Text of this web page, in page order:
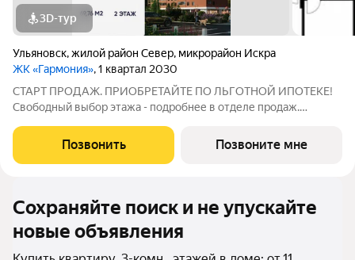
3D-тур
Ульяновск,жилой район Север, микрорайон Искра
ЖК «Гармония», 1 квартал 2030
СТАРТ ПРОДАЖ. ПРИОБРЕТАЙТЕ ПО ЛЬГОТНОЙ ИПОТЕКЕ!
Свободный выбор этажа - подробнее в отделе продаж.
для большой семьи, где каждому найдётся своё пространство:
отдельные комнаты для детей и
Позвонить Позвоните мне
Сохраняйте поиск и не упускайте
новые объявления